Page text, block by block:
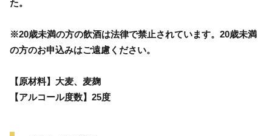
た。
※20歳未満の方の飲酒は法律で禁止されています。20歳未満
の方のお申込みはご遠慮ください。
【原材料】大麦、麦麹
【アルコール度数】25度